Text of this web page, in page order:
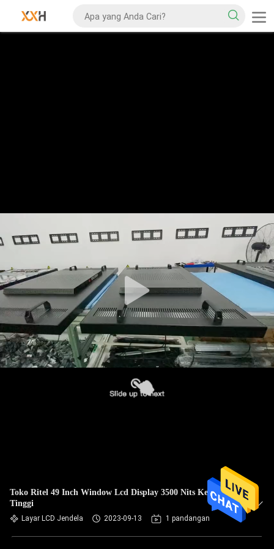
Toko Ritel 49 Inch Window Lcd Display 3500 Nits Kecerahan
Tinggi
Layar LCD Jendela 2023-09-13 1 pandangan